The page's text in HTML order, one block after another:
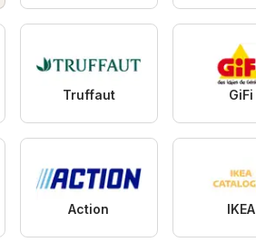
Truffaut GiFi
Action IKEA